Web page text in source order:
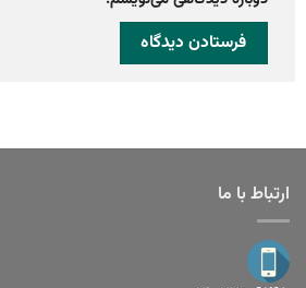
ارتباط با ما